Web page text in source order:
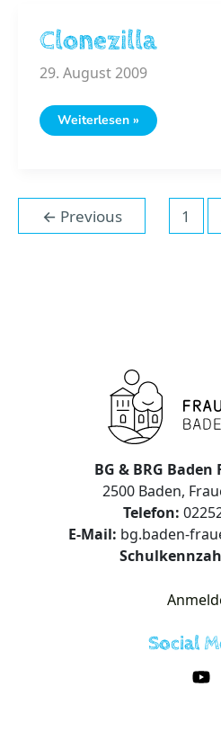
Clonezilla
29. August 2009
Clonezilla
Weiterlesen »
pagination
← Previous 1
BG & BRG
2500 Baden,
Telefon:
E-Mail: bg.baden-
Social